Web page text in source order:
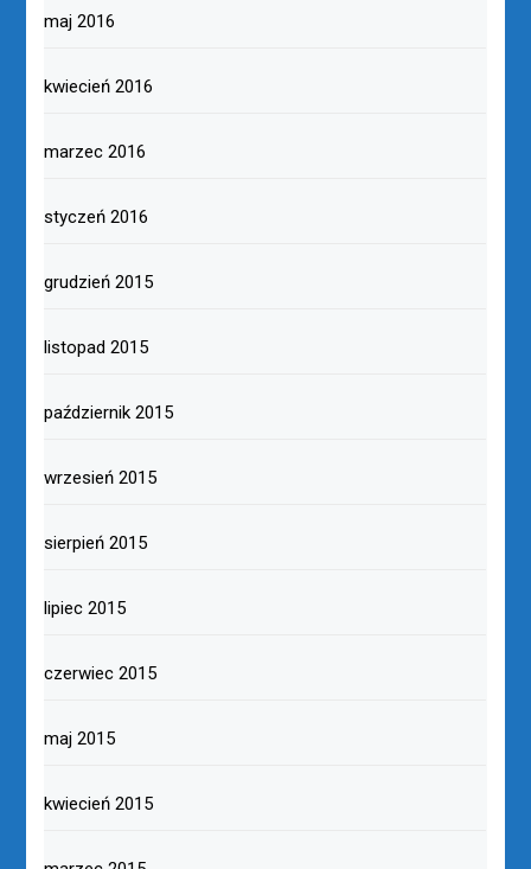
maj 2016
kwiecień 2016
marzec 2016
styczeń 2016
grudzień 2015
listopad 2015
październik 2015
wrzesień 2015
sierpień 2015
lipiec 2015
czerwiec 2015
maj 2015
kwiecień 2015